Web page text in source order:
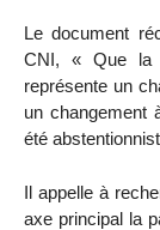
Le document
CNI, « Que la
représente un
un changement
été
Il appelle à
axe principal la